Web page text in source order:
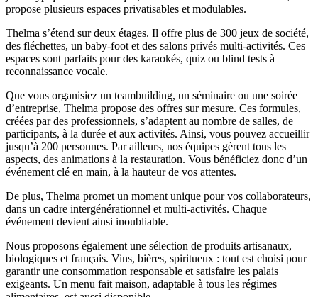
propose plusieurs espaces privatisables et modulables.
Thelma s’étend sur deux étages. Il offre plus de 300 jeux de société,
des fléchettes, un baby-foot et des salons privés multi-activités. Ces
espaces sont parfaits pour des karaokés, quiz ou blind tests à
reconnaissance vocale.
Que vous organisiez un teambuilding, un séminaire ou une soirée
d’entreprise, Thelma propose des offres sur mesure. Ces formules,
créées par des professionnels, s’adaptent au nombre de salles, de
participants, à la durée et aux activités. Ainsi, vous pouvez accueillir
jusqu’à 200 personnes. Par ailleurs, nos équipes gèrent tous les
aspects, des animations à la restauration. Vous bénéficiez donc d’un
événement clé en main, à la hauteur de vos attentes.
De plus, Thelma promet un moment unique pour vos collaborateurs,
dans un cadre intergénérationnel et multi-activités. Chaque
événement devient ainsi inoubliable.
Nous proposons également une sélection de produits artisanaux,
biologiques et français. Vins, bières, spiritueux : tout est choisi pour
garantir une consommation responsable et satisfaire les palais
exigeants. Un menu fait maison, adaptable à tous les régimes